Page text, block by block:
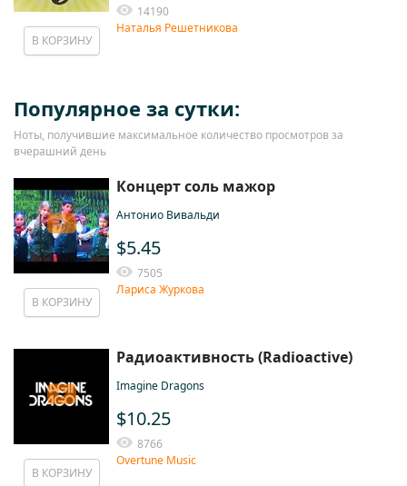
В КОРЗИНУ
14190
Наталья Решетникова
Популярное за сутки:
Ноты, получившие максимальное количество просмотров за
вчерашний день
В КОРЗИНУ
Концерт соль мажор
Антонио Вивальди
$5.45
7505
Лариса Журкова
В КОРЗИНУ
Радиоактивность (Radioactive)
Imagine Dragons
$10.25
8766
Overtune Music